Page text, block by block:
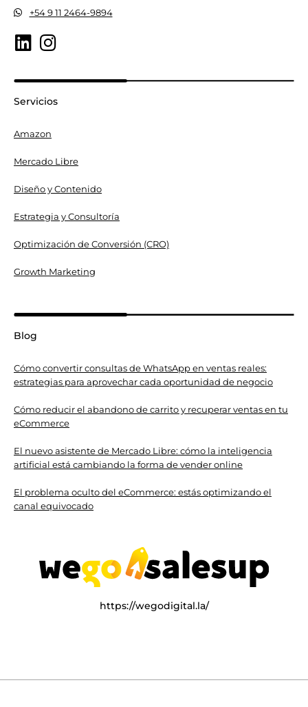
https://wegodigital.la/
Servicios
Amazon
Mercado Libre
Diseño y Contenido
Estrategia y Consultoría
Optimización de Conversión (CRO)
Growth Marketing
Blog
Cómo convertir consultas de WhatsApp en ventas reales:
estrategias para aprovechar cada oportunidad de negocio
Cómo reducir el abandono de carrito y recuperar ventas en tu
eCommerce
El nuevo asistente de Mercado Libre: cómo la inteligencia
artificial está cambiando la forma de vender online
El problema oculto del eCommerce: estás optimizando el
canal equivocado
+54 9 11 2464-9894